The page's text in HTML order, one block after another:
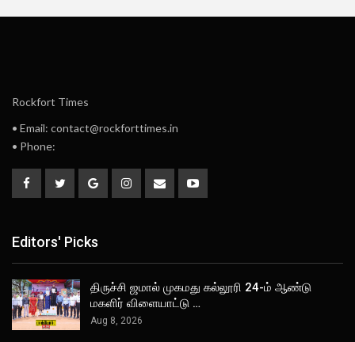
Rockfort Times
• Email: contact@rockforttimes.in
• Phone:
Editors' Picks
திருச்சி ஜமால் முகமது கல்லூரி 24-ம் ஆண்டு
மகளிர் விளையாட்டு …
Aug 8, 2026